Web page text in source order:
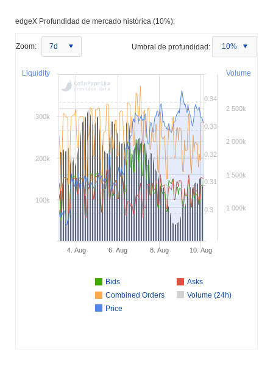
edgeX Profundidad de mercado histórica (10%):
Zoom: 7d Umbral de profundidad: 10%
Volume
Liquidity
Bids
Asks
Combined Orders
Volume (24h)
Price
4. Aug 6. Aug 8. Aug 10. Aug
0.3
0.31
0.32
0.33
0.34
1 000k
1 500k
2 000k
2 500k
100k
200k
300k